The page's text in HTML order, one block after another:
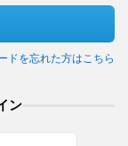
ドを忘れた方はこちら
ン